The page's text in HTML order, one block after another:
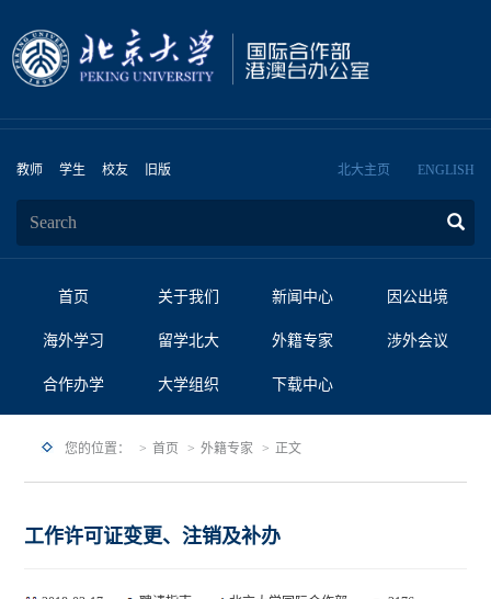
教师 学生 校友 旧版 北大主页 ENGLISH
首页 关于我们 新闻中心 因公出境
海外学习 留学北大 外籍专家 涉外会议
合作办学 大学组织 下载中心
您的位置： 首页 外籍专家 正文
工作许可证变更、注销及补办